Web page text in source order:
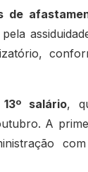
de
salário,
A